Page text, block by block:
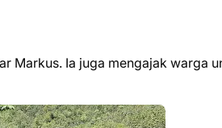
Markus. Ia juga mengajak warga